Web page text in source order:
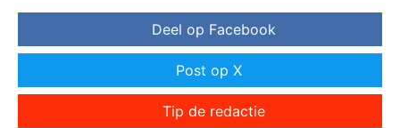
Deel op Facebook
Post op X
Tip de redactie